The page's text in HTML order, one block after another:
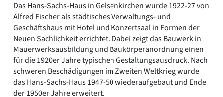
Suchbegriff eingeben
Das Hans-Sachs-Haus in Gelsenkirchen wurde 1922-27 von
Alfred Fischer als städtisches Verwaltungs- und
Geschäftshaus mit Hotel und Konzertsaal in Formen der
Neuen Sachlichkeit errichtet. Dabei zeigt das Bauwerk in
Mauerwerksausbildung und Baukörperanordnung einen
für die 1920er Jahre typischen Gestaltungsausdruck. Nach
schweren Beschädigungen im Zweiten Weltkrieg wurde
das Hans-Sachs-Haus 1947-50 wiederaufgebaut und Ende
der 1950er Jahre erweitert.